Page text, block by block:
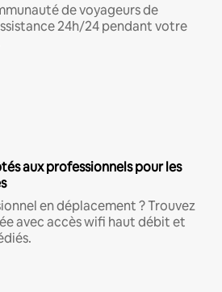
de voyageurs de
24h/24 pendant votre
aux professionnels pour les
en déplacement ? Trouvez
avec accès wifi haut débit et